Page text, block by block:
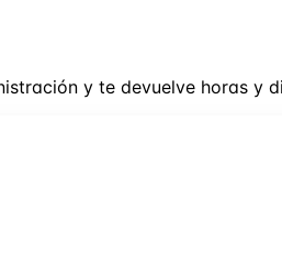
y te devuelve horas